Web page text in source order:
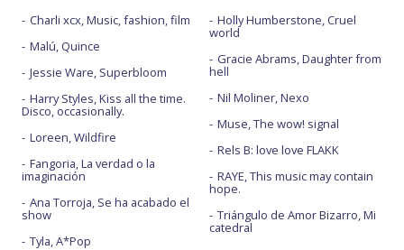
Charli xcx, Music, fashion, film
Malú, Quince
Jessie Ware, Superbloom
Harry Styles, Kiss all the time.
Disco, occasionally.
Loreen, Wildfire
Fangoria, La verdad o la
imaginación
Ana Torroja, Se ha acabado el
show
Tyla, A*Pop
Holly Humberstone, Cruel
world
Gracie Abrams, Daughter from
hell
Nil Moliner, Nexo
Muse, The wow! signal
Rels B: love love FLAKK
RAYE, This music may contain
hope.
Triángulo de Amor Bizarro, Mi
catedral